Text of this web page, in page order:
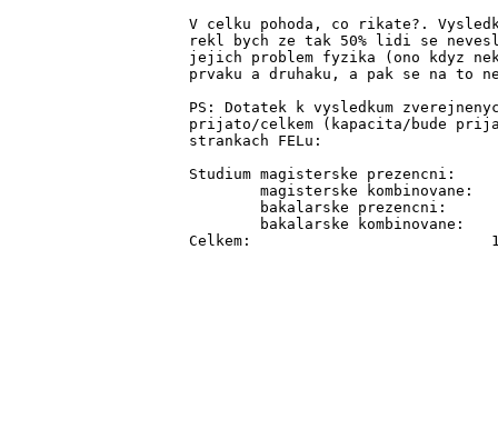
V celku pohoda, co rikate?.
rekl bych ze tak 50% lidi se
jejich problem fyzika (ono kdyz
prvaku a druhaku, a pak se na to
PS: Dotatek k vysledkum
prijato/celkem (kapacita/bude
strankach FELu:
Studium magisterske prezencni:
magisterske kombinovane:
        bakalarske prezencni:	   135 /  297  ( 250/ 260)
bakalarske kombinovane:
Celkem: